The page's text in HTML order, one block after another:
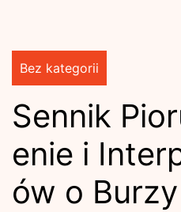
Bez kategorii
Sennik
enie i
ów o Burzy